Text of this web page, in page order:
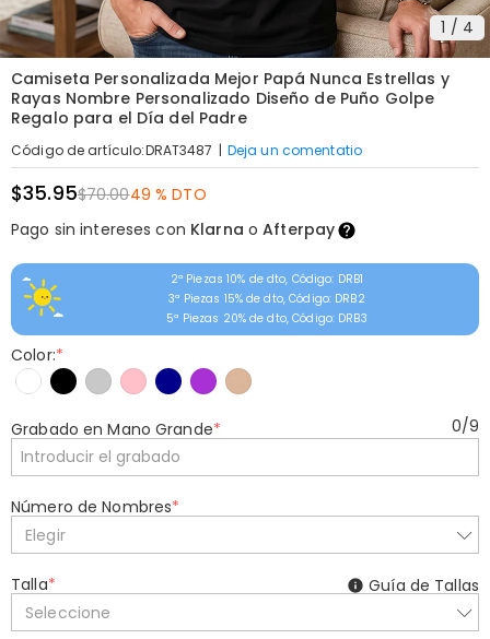
1 / 4
Camiseta Personalizada Mejor Papá Nunca Estrellas y
Rayas Nombre Personalizado Diseño de Puño Golpe
Regalo para el Día del Padre
Código de artículo:DRAT3487 | Deja un comentatio
$35.95$70.0049 % DTO
Pago sin intereses con Klarna oAfterpay
2ª Piezas 10% de dto, Código: DRB1
3ª Piezas 15% de dto, Código: DRB2
5ª Piezas 20% de dto, Código: DRB3
Color:*
Grabado en Mano Grande* 0/9
Número de Nombres*
Elegir
Talla*
Seleccione
Guía de Tallas